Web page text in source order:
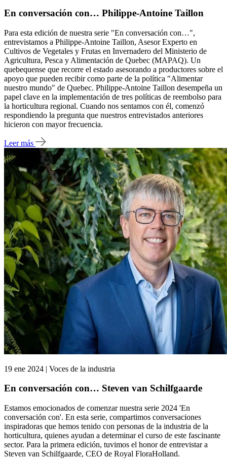
En conversación con… Philippe-Antoine Taillon
Para esta edición de nuestra serie "En conversación con…",
entrevistamos a Philippe-Antoine Taillon, Asesor Experto en
Cultivos de Vegetales y Frutas en Invernadero del Ministerio de
Agricultura, Pesca y Alimentación de Quebec (MAPAQ). Un
quebequense que recorre el estado asesorando a productores sobre el
apoyo que pueden recibir como parte de la política "Alimentar
nuestro mundo" de Quebec. Philippe-Antoine Taillon desempeña un
papel clave en la implementación de tres políticas de reembolso para
la horticultura regional. Cuando nos sentamos con él, comenzó
respondiendo la pregunta que nuestros entrevistados anteriores
hicieron con mayor frecuencia.
Leer más
19 ene 2024 | Voces de la industria
En conversación con… Steven van Schilfgaarde
Estamos emocionados de comenzar nuestra serie 2024 'En
conversación con'. En esta serie, compartimos conversaciones
inspiradoras que hemos tenido con personas de la industria de la
horticultura, quienes ayudan a determinar el curso de este fascinante
sector. Para la primera edición, tuvimos el honor de entrevistar a
Steven van Schilfgaarde, CEO de Royal FloraHolland.